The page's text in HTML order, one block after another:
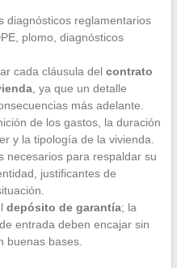
diagnósticos reglamentarios
plomo, diagnósticos
cada cláusula del contrato
, ya que un detalle
más adelante.
de los gastos, la duración
y la tipología de la vivienda.
necesarios para respaldar su
justificantes de
depósito de garantía; la
entrada deben encajar sin
buenas bases.